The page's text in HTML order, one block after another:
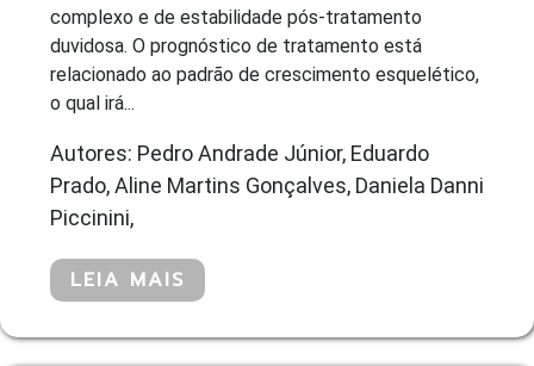
complexo e de estabilidade pós-tratamento
duvidosa. O prognóstico de tratamento está
relacionado ao padrão de crescimento esquelético,
o qual irá...
Autores: Pedro Andrade Júnior, Eduardo
Prado, Aline Martins Gonçalves, Daniela Danni
Piccinini,
LEIA MAIS